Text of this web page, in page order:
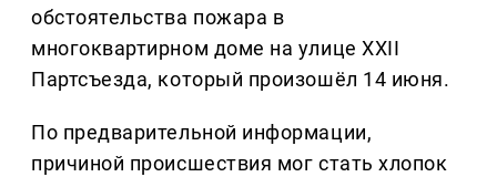
обстоятельства пожара в
многоквартирном доме на улице XXII
Партсъезда, который произошёл 14 июня.
По предварительной информации,
причиной происшествия мог стать хлопок